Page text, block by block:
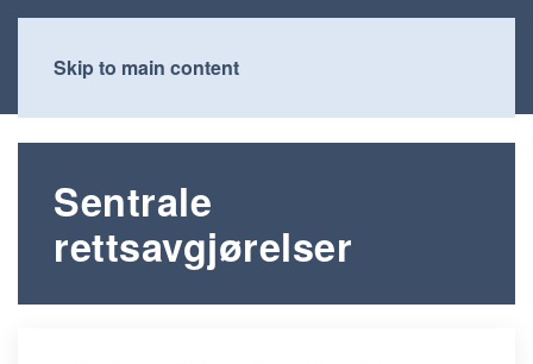
Skip to main content
Sentrale
rettsavgjørelser